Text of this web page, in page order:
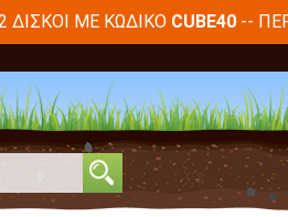
ΔΊΣΚΟΙ ΜΕ ΚΩΔΙΚΌ CUBE40--